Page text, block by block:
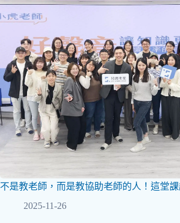
不是教老師，而是教協助老師的人！這堂
2025-11-26